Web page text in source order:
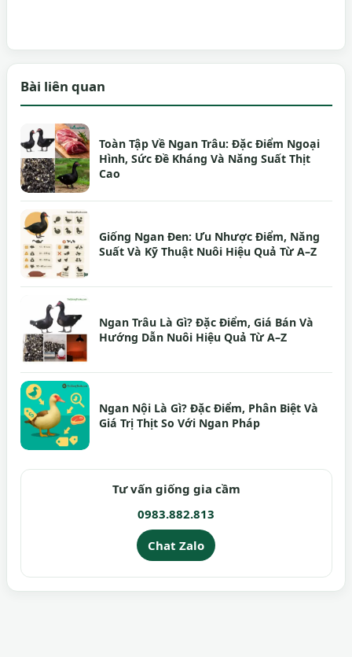
Bài liên quan
Toàn Tập Về Ngan Trâu: Đặc Điểm Ngoại
Hình, Sức Đề Kháng Và Năng Suất Thịt
Cao
Giống Ngan Đen: Ưu Nhược Điểm, Năng
Suất Và Kỹ Thuật Nuôi Hiệu Quả Từ A–Z
Ngan Trâu Là Gì? Đặc Điểm, Giá Bán Và
Hướng Dẫn Nuôi Hiệu Quả Từ A–Z
Ngan Nội Là Gì? Đặc Điểm, Phân Biệt Và
Giá Trị Thịt So Với Ngan Pháp
Tư vấn giống gia cầm
0983.882.813
Chat Zalo